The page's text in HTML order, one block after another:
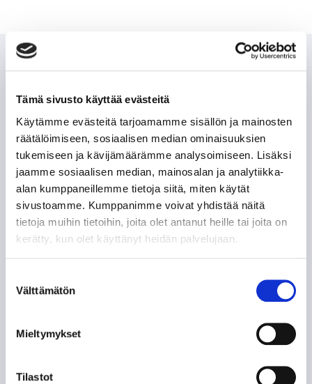
Tämä sivusto käyttää evästeitä
Käytämme evästeitä tarjoamamme sisällön ja mainosten
räätälöimiseen, sosiaalisen median ominaisuuksien
tukemiseen ja kävijämäärämme analysoimiseen. Lisäksi
jaamme sosiaalisen median, mainosalan ja analytiikka-
alan kumppaneillemme tietoja siitä, miten käytät
sivustoamme. Kumppanimme voivat yhdistää näitä
tietoja muihin tietoihin, joita olet antanut heille tai joita on
kerätty, kun olet käyttänyt heidän palvelujaan.
valinta
Välttämätön
Mieltymykset
Tilastot